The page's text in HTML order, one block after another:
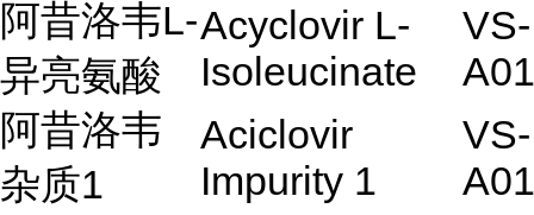
阿昔洛韦L-
异亮氨酸
Acyclovir L-
Isoleucinate
VS-
阿昔洛韦
杂质1
Aciclovir
Impurity 1
VS-